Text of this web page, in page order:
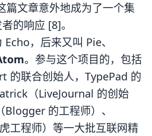
篇文章意外地成为了一个集
的响应 [8]。
，后来又叫 Pie、
。参与这个项目的，包括
的联合创始人，TypePad 的
（LiveJournal 的创始
的工程师）、
工程师）等一大批互联网精